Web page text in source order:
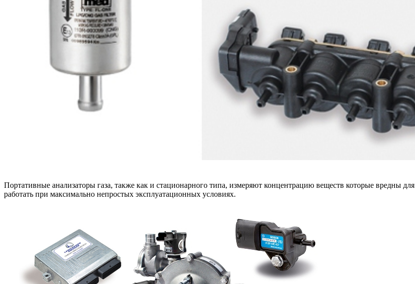
Портативные анализаторы газа, также как и стационарного типа, измеряют концентрацию веществ которые вредны
работать при максимально непростых эксплуатационных условиях.